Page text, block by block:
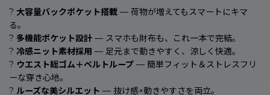
? 大容量バックポケット搭載 — 荷物が増えてもスマートにキマ
る。
? 多機能ポケット設計 — スマホも財布も、これ一本で完結。
? 冷感ニット素材採用 — 足元まで動きやすく、涼しく快適。
? ウエスト総ゴム＋ベルトループ — 簡単フィット＆ストレスフリ
ーな穿き心地。
? ルーズな美シルエット — 抜け感×動きやすさを両立。